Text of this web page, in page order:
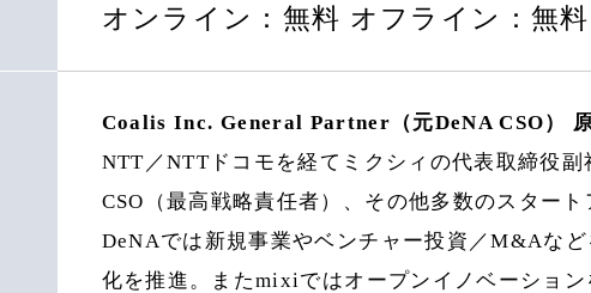
オンライン：無料 オフライン：無料
Coalis Inc. General Partner（元DeNA CSO）
NTT／NTTドコモを経てミクシィの代表取締役
CSO（最高戦略責任者）、その他多数のスター
DeNAでは新規事業やベンチャー投資／M&Aな
化を推進。またmixiではオープンイノベーショ